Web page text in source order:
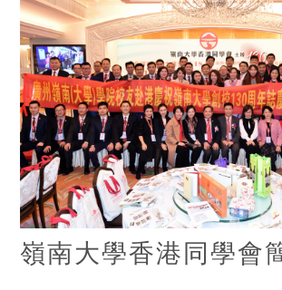
嶺南大學香港同學會